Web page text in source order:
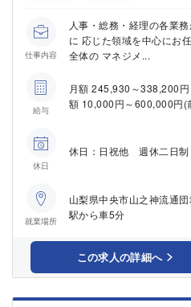
仕事内容
人事・総務・経理の各業
に 応じた領域を中心にお
全体の マネジメ...
給与
月額 245,930～
額 10,000円～600,000円(
休日
休日：日祝他 週休二日
就業場所
山梨県中央市山之神流通
駅から車5分
この求人の詳細へ